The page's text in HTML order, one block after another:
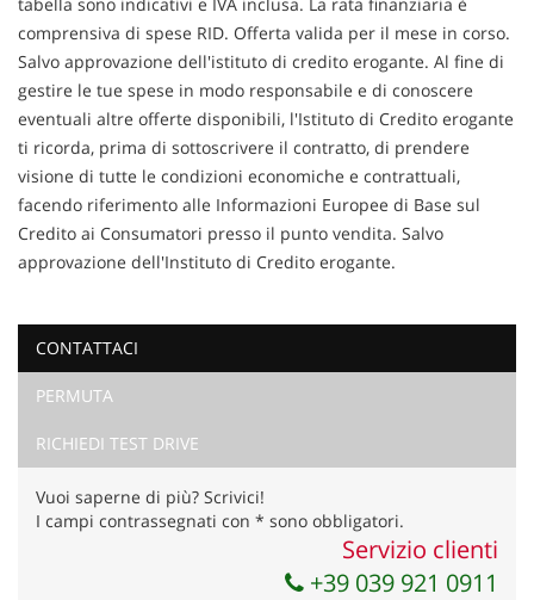
Ho letto e accetto
marketing
Invia la tua richiesta
comprensiva di spese RID. Offerta valida per il mese in corso.
Salvo approvazione dell'istituto di credito erogante. Al fine di
gestire le tue spese in modo responsabile e di conoscere
eventuali altre offerte disponibili, l'Istituto di Credito erogante
ti ricorda, prima di sottoscrivere il contratto, di prendere
visione di tutte le condizioni economiche e contrattuali,
facendo riferimento alle Informazioni Europee di Base sul
Credito ai Consumatori presso il punto vendita. Salvo
approvazione dell'Instituto di Credito erogante.
CONTATTACI
PERMUTA
RICHIEDI TEST DRIVE
Vuoi saperne di più? Scrivici!
I campi contrassegnati con * sono obbligatori.
Servizio clienti
+39 039 921 0911